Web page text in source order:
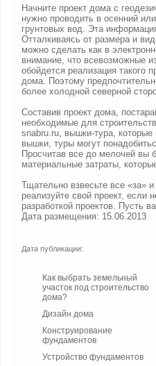
Начните проект дома с
нужно проводить в осенний
грунтовых вод. Эта
Отталкиваясь от размера и
можно сделать как в
внимание, что всевозможные
обойдется реализация такого
дома. Поэтому
более холодной северной
Составив проект дома,
необходимые для
snabru.ru, вышки-тура,
вышки, туры могут
Просчитав все до мелочей вы
материальные затраты,
Тщательно взвесьте все «за»
реализуйте свой проект, если
разработкой проектов. Пусть
Дата размещения: 15.06.2013
Дата публикации:
Как выбрать земельный
участок под строительство
дома?
Дизайн дома
Конструирование
фундаментов
Устройство фундаментов